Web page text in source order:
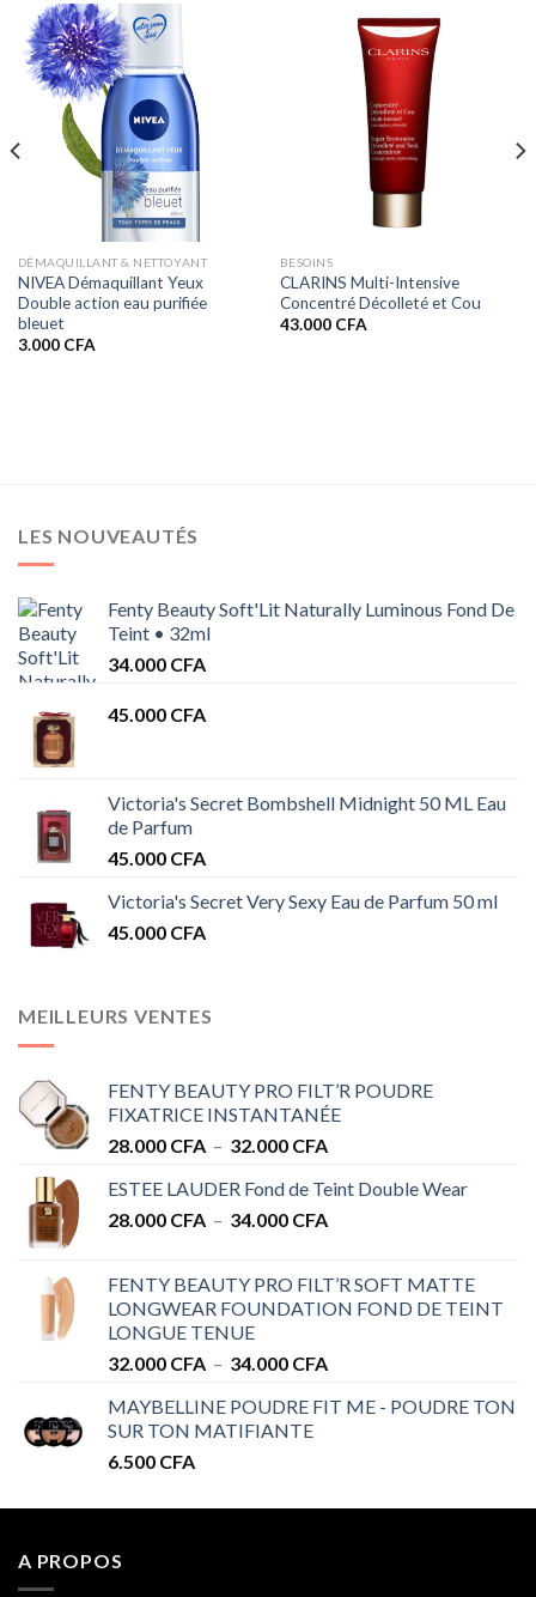
DÉMAQUILLANT & NETTOYANT
NIVEA Démaquillant Yeux
Double action eau purifiée
bleuet
3.000 CFA
BESOINS
CLARINS Multi-Intensive
Concentré Décolleté et Cou
43.000 CFA
LES NOUVEAUTÉS
Fenty Beauty Soft'Lit Naturally Luminous Fond De
Teint • 32ml
34.000 CFA
45.000 CFA
Victoria's Secret Bombshell Midnight 50 ML Eau
de Parfum
45.000 CFA
Victoria's Secret Very Sexy Eau de Parfum 50 ml
45.000 CFA
MEILLEURS VENTES
FENTY BEAUTY PRO FILT’R POUDRE
FIXATRICE INSTANTANÉE
28.000 CFA – 32.000 CFA
prix :
28.000 CFA
ESTEE LAUDER Fond de Teint Double Wear
28.000 CFA – 34.000 CFA
28.000 CFA
à
FENTY BEAUTY PRO FILT’R SOFT MATTE
LONGWEAR FOUNDATION FOND DE TEINT
LONGUE TENUE
32.000 CFA – 34.000 CFA
prix :
MAYBELLINE POUDRE FIT ME - POUDRE TON
SUR TON MATIFIANTE
6.500 CFA
A PROPOS